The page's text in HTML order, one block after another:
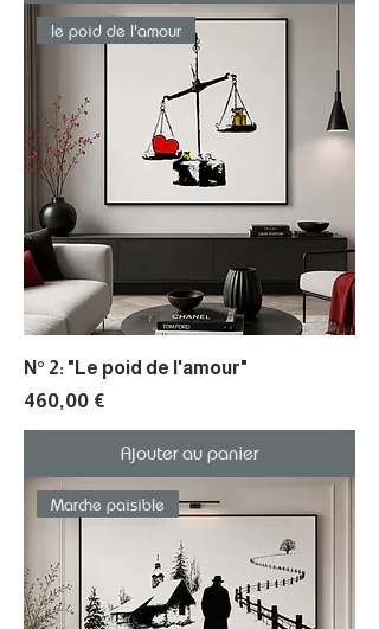
le poid de l'amour
N° 2: "Le poid de l'amour"
Prix
460,00 €
Ajouter au panier
Marche paisible